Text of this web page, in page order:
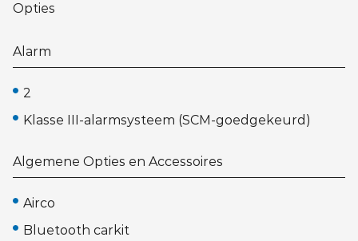
Opties
Alarm
2
Klasse III-alarmsysteem (SCM-goedgekeurd)
Algemene Opties en Accessoires
Airco
Bluetooth carkit